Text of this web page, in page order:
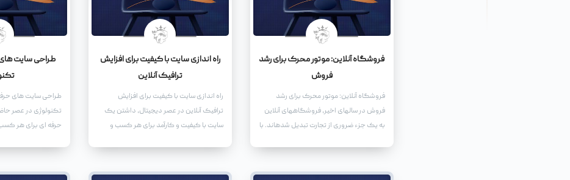
فروشگاه آنلاین: موتور محرک برای رشد
فروش
فروشگاه آنلاین: موتور محرک برای رشد
فروش در سالهای اخیر، فروشگاههای آنلاین
به یک جزء ضروری از تجارت تبدیل شدهاند. با
آنلاین روی میآورند.
راه اندازی سایت با کیفیت برای افزایش
ترافیک آنلاین
راه اندازی سایت با کیفیت برای افزایش
ترافیک آنلاین در عصر دیجیتال، داشتن یک
سایت با کیفیت و کارآمد برای هر کسب و
شما عمل میکند، بلکه میتواند به افزایش
طراحی سایت های
طراحی سایت های
تکنولوژی در عصر
حرفه ای برای هر کسب
ای نه تنها به عنوان یک